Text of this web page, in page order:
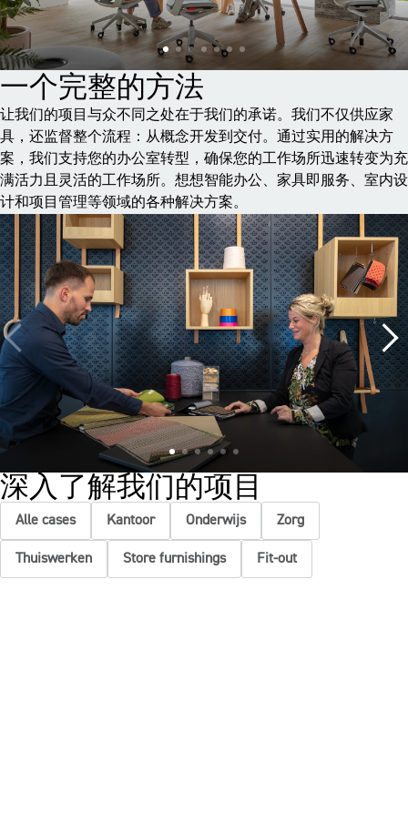
一个完整的方法
让我们的项目与众不同之处在于我们的承诺。我们不仅供应家
具，还监督整个流程：从概念开发到交付。通过实用的解决方
案，我们支持您的办公室转型，确保您的工作场所迅速转变为充
满活力且灵活的工作场所。想想智能办公、家具即服务、室内设
计和项目管理等领域的各种解决方案。
深入了解我们的项目
Alle cases Kantoor Onderwijs Zorg
Thuiswerken Store furnishings Fit-out